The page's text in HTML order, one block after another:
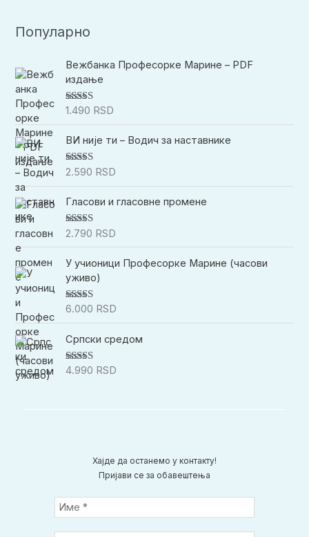
о
и
ј
а
Популарно
Вежбанка Професорке Марине – PDF
издање
Оцењено
1.490 RSD
ВИ није ти – Водич за наставнике
Оцењено са
2.590 RSD
Гласови и гласовне промене
Оцењено са
2.790 RSD
У учионици Професорке Марине (часови
уживо)
Оцењено са
6.000 RSD
Српски средом
Оцењено са
4.990 RSD
Хајде да останемо у контакту!
Пријави се за обавештења